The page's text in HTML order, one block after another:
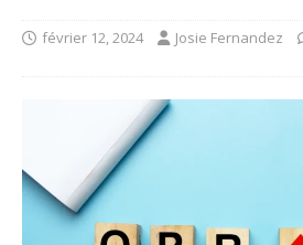
février 12, 2024 Josie Fernandez